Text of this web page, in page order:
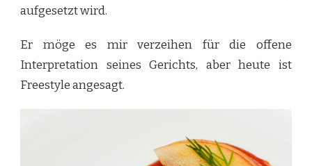
aufgesetzt wird.
Er möge es mir verzeihen für die offene
Interpretation seines Gerichts, aber heute ist
Freestyle angesagt.